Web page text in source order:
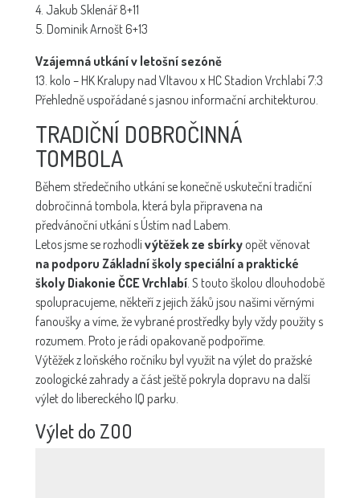
4. Jakub Sklenář 8+11
5. Dominik Arnošt 6+13
Vzájemná utkání v letošní sezóně
13. kolo – HK Kralupy nad Vltavou x HC Stadion Vrchlabí 7:3
Přehledně uspořádané s jasnou informační architekturou.
TRADIČNÍ DOBROČINNÁ
TOMBOLA
Během středečního utkání se konečně uskuteční tradiční
dobročinná tombola, která byla připravena na
předvánoční utkání s Ústím nad Labem.
Letos jsme se rozhodli výtěžek ze sbírky opět věnovat
na podporu Základní školy speciální a praktické
školy Diakonie ČCE Vrchlabí. S touto školou dlouhodobě
spolupracujeme, někteří z jejich žáků jsou našimi věrnými
fanoušky a víme, že vybrané prostředky byly vždy použity s
rozumem. Proto je rádi opakovaně podpoříme.
Výtěžek z loňského ročníku byl využit na výlet do pražské
zoologické zahrady a část ještě pokryla dopravu na další
výlet do libereckého IQ parku.
Výlet do ZOO